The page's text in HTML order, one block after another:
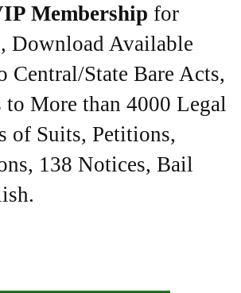
Membership for
Download Available
Central/State Bare Acts,
to More than 4000 Legal
of Suits, Petitions,
138 Notices, Bail